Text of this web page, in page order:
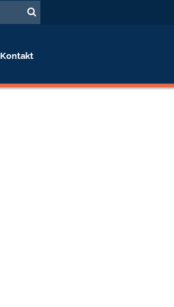
Kontakt